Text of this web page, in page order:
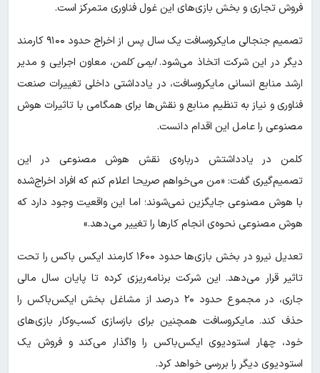
فروش تجاری و بخش بازی‌های این غول فناوری متمرکز است.
تصمیم جنجالی مایکروسافت یک سال پس از اخراج حدود ۹۱۰۰ کارمند
دیگر در این شرکت اتخاذ می‌شود.ایمی کلمن، معاون اجرایی و مدیر
ارشد منابع انسانی مایکروسافت، در یادداشتی داخلی تغییرات صنعت
فناوری و نیاز به تنظیم منابع و نقش‌ها برای همگامی با تاثیرات هوش
مصنوعی را عامل این اقدام دانست.
کلمن در یادداشتش درباره‌ی نقش هوش مصنوعی در این
تصمیم‌گیری گفت: «من می‌خواهم صریحا اعلام کنم که افراد اخراج‌شده
با هوش مصنوعی جایگزین نمی‌شوند؛ اما این واقعیت وجود دارد که
هوش مصنوعی نحوه‌ی انجام کارها را تغییر می‌دهد.»
تعدیل نیرو در بخش بازی‌ها حدود ۱۶۰۰ کارمند ایکس باکس را تحت
تاثیر قرار می‌دهد. این شرکت برنامه‌ریزی کرده تا پایان سال مالی
جاری، در مجموع حدود ۲۰ درصد از مشاغل بخش ایکس‌باکس را
حذف کند. مایکروسافت همچنین برای بازسازی کسب‌وکار بازی‌های
خود، چهار استودیوی ایکس‌باکس را واگذار می‌کند و فروش یک
استودیوی دیگر را بررسی خواهد کرد.